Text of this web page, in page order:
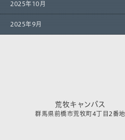
2025年10月
2025年9月
荒牧キャンパス
群馬県前橋市荒牧町4丁目2番地